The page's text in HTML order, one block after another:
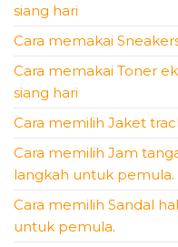
siang hari
Cara memakai
Cara memakai Toner
siang hari
Cara memilih Jaket
Cara memilih Jam
langkah untuk pemula.
Cara memilih Sandal
untuk pemula.